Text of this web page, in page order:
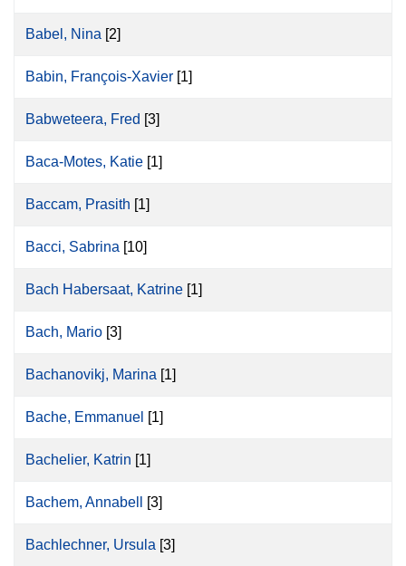
Babel, Nina [2]
Babin, François-Xavier [1]
Babweteera, Fred [3]
Baca-Motes, Katie [1]
Baccam, Prasith [1]
Bacci, Sabrina [10]
Bach Habersaat, Katrine [1]
Bach, Mario [3]
Bachanovikj, Marina [1]
Bache, Emmanuel [1]
Bachelier, Katrin [1]
Bachem, Annabell [3]
Bachlechner, Ursula [3]